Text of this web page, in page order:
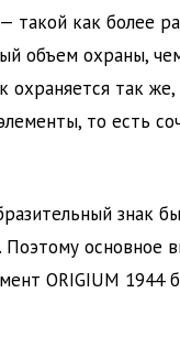
такой как более
объем охраны,
так же,
то есть
знак
Поэтому основное
ORIGIUM 1944